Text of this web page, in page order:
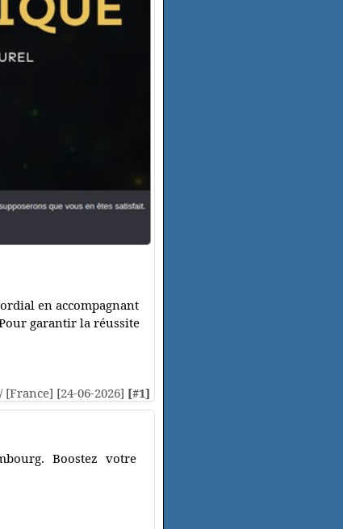
en accompagnant
garantir la réussite
[France] [24-06-2026] [#1]
Boostez votre